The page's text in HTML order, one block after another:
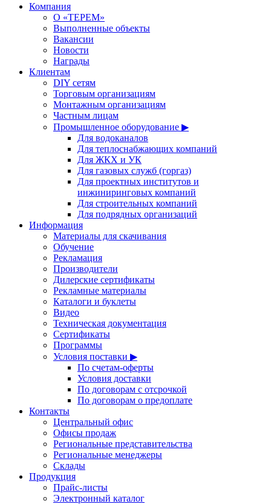
Компания
О «ТЕРЕМ»
Выполненные объекты
Вакансии
Новости
Награды
Клиентам
DIY сетям
Торговым организациям
Монтажным организациям
Частным лицам
Промышленное оборудование ▶
Для водоканалов
Для теплоснабжающих компаний
Для ЖКХ и УК
Для газовых служб (горгаз)
Для проектных институтов и
инжиниринговых компаний
Для строительных компаний
Для подрядных организаций
Информация
Материалы для скачивания
Обучение
Рекламация
Производители
Дилерские сертификаты
Рекламные материалы
Каталоги и буклеты
Видео
Техническая документация
Сертификаты
Программы
Условия поставки ▶
По счетам-оферты
Условия доставки
По договорам с отсрочкой
По договорам о предоплате
Контакты
Центральный офис
Офисы продаж
Региональные представительства
Региональные менеджеры
Склады
Продукция
Прайс-листы
Электронный каталог